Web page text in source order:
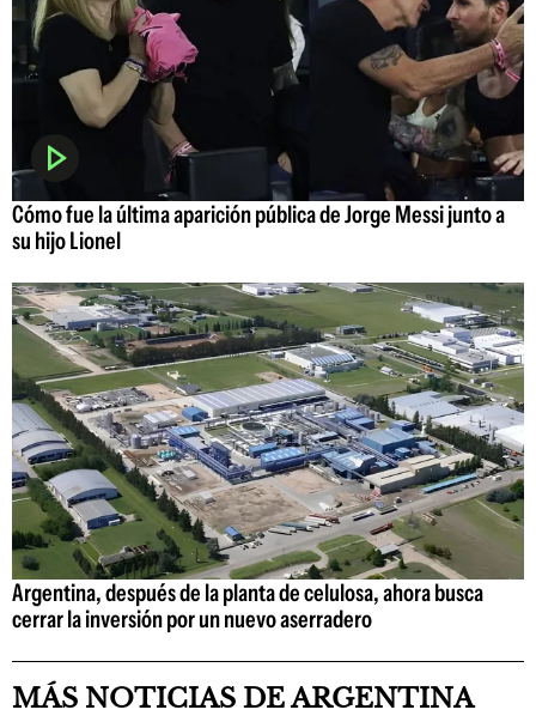
Cómo fue la última aparición pública de Jorge Messi junto a
su hijo Lionel
Argentina, después de la planta de celulosa, ahora busca
cerrar la inversión por un nuevo aserradero
MÁS NOTICIAS DE ARGENTINA